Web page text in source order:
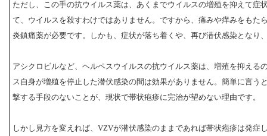
ただし、この手の抗ウイルス薬は、あくまでウイルスの増殖を抑えて症
て、ウイルスを殺すわけではありません。ですから、痛みや痒みをもた
炎鎮痛薬が必要です。しかも、症状が落ち着くや、再び潜伏感染となり
アシクロビルなど、ヘルペスウイルスの抗ウイルス薬は、増殖を抑える
ス自身が増殖を停止した潜伏感染の間は効果がありません。簡単に言う
撃する手段のないことが、現状で帯状疱疹に完治が望めない理由です。
しかし見方を変えれば、VZVが潜伏感染のままであれば帯状疱疹は発症